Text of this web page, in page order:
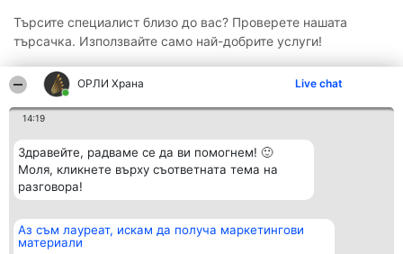
ОРЛИ Храна Live chat
14:19
Здравейте, радваме се да ви помогнем! 🙂
Моля, кликнете върху съответната тема на
разговора!
Аз съм лауреат, искам да получа маркетингови
материали
Търсите специалист близо до вас? Проверете нашата
търсачка. Използвайте само най-добрите услуги!
Организатор на
класиране
Класация Контакти